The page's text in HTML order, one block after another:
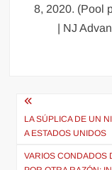
8, 2020. (Pool
| NJ
Navegación
de
entradas
LA SÚPLICA DE UN
A ESTADOS UNIDOS
VARIOS CONDADOS